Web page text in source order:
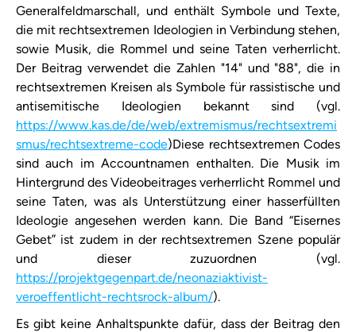
Generalfeldmarschall, und enthält Symbole und Texte,
die mit rechtsextremen Ideologien in Verbindung stehen,
sowie Musik, die Rommel und seine Taten verherrlicht.
Der Beitrag verwendet die Zahlen "14" und "88", die in
rechtsextremen Kreisen als Symbole für rassistische und
antisemitische Ideologien bekannt sind (vgl.
https://www.kas.de/de/web/extremismus/rechtsextremi
smus/rechtsextreme-code)Diese rechtsextremen Codes
sind auch im Accountnamen enthalten. Die Musik im
Hintergrund des Videobeitrages verherrlicht Rommel und
seine Taten, was als Unterstützung einer hasserfüllten
Ideologie angesehen werden kann. Die Band “Eisernes
Gebet” ist zudem in der rechtsextremen Szene populär
und dieser zuzuordnen (vgl.
https://projektgegenpart.de/neonaziaktivist-
veroeffentlicht-rechtsrock-album/).
Es gibt keine Anhaltspunkte dafür, dass der Beitrag den